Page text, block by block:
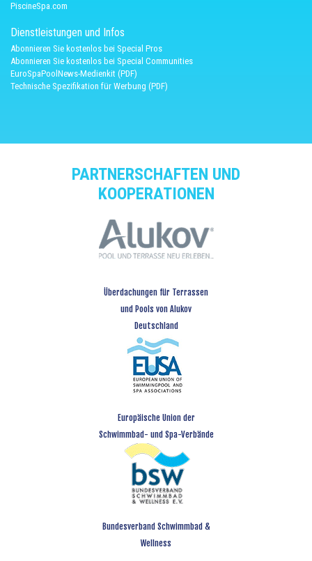
PiscineSpa.com
Dienstleistungen und Infos
Abonnieren Sie kostenlos bei Special Pros
Abonnieren Sie kostenlos bei Special Communities
EuroSpaPoolNews-Medienkit (PDF)
Technische Spezifikation für Werbung (PDF)
PARTNERSCHAFTEN UND
KOOPERATIONEN
Überdachungen für Terrassen
und Pools von Alukov
Deutschland
Europäische Union der
Schwimmbad- und Spa-Verbände
Bundesverband Schwimmbad &
Wellness